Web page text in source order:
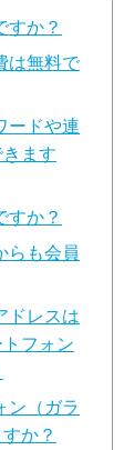
すか？
は無料で
ードや連
ます
すか？
らも会員
ドレスは
フォン
ン（ガラ
か？